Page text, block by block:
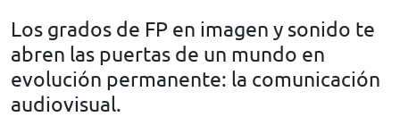
Los grados de FP en imagen y sonido te
abren las puertas de un mundo en
evolución permanente: la comunicación
audiovisual.